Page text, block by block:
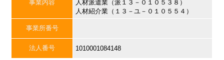
事業内容
人材派遣業（派１３－０１０５３８）
人材紹介業（１３－ユ－０１０５５４）
事業所番号
法人番号 1010001084148